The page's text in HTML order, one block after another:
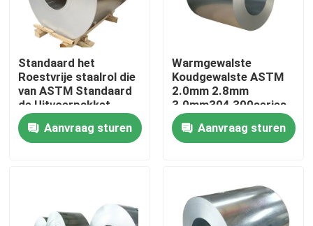
Thuis
Producten
Over ons
Standaard het
Roestvrije staalrol die
van ASTM Standaard
de Uitvoerpakket
verpakt
Aanvraag sturen
Warmgewalste
Koudgewalste ASTM
2.0mm 2.8mm
3.0mm304 300series
laste het Roestvrije
staalrol van de
Legeringsrang 2B
Aanvraag sturen